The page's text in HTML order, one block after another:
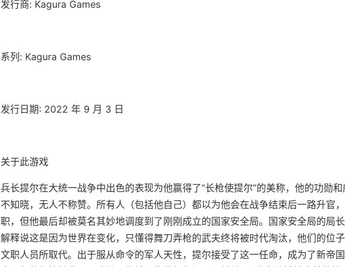
发行商: Kagura Games
系列: Kagura Games
发行日期: 2022 年 9 月 3 日
关于此游戏
兵长提尔在大统一战争中出色的表现为他赢得了“长枪使提尔”的美称，他的功勋
不知晓，无人不称赞。所有人（包括他自己）都以为他会在战争结束后一路升官
职，但他最后却被莫名其妙地调度到了刚刚成立的国家安全局。国家安全局的局
解释说这是因为世界在变化，只懂得舞刀弄枪的武夫终将被时代淘汰，他们的位
文职人员所取代。出于服从命令的军人天性，提尔接受了这一任命，成为了新帝